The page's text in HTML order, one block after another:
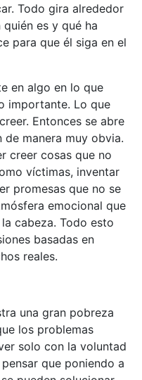
Todo gira alrededor
es y qué ha
para que él siga en el
en algo en lo que
importante. Lo que
Entonces se abre
de manera muy obvia.
creer cosas que no
víctimas, inventar
promesas que no se
emocional que
cabeza. Todo esto
basadas en
reales.
una gran pobreza
los problemas
solo con la voluntad
que poniendo a